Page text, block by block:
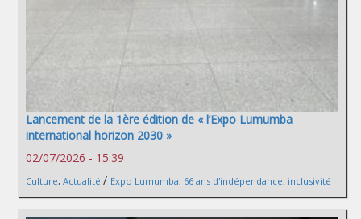
Lancement de la 1ère édition de « l’Expo Lumumba
international horizon 2030 »
02/07/2026 - 15:39
Culture, Actualité / Expo Lumumba, 66 ans d'indépendance, inclusivité